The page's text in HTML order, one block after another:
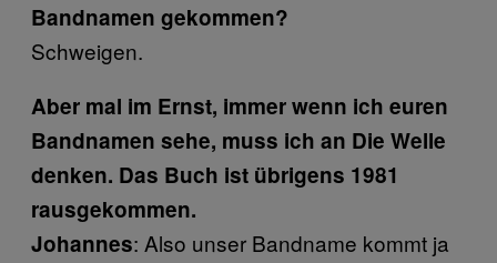
Bandnamen gekommen?
Schweigen.
Aber mal im Ernst, immer wenn ich euren
Bandnamen sehe, muss ich an Die Welle
denken. Das Buch ist übrigens 1981
rausgekommen.
Johannes: Also unser Bandname kommt ja